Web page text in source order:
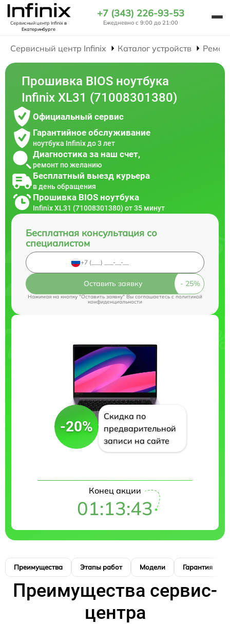
Сервисный центр Infinixв
Екатеринбурге
+7 (343) 226-93-53
Ежедневно с 9:00 до 21:00
Сервисный центр Infinix Каталог устройств
Прошивка BIOS ноутбука
Infinix XL31 (71008301380)
Официальный сервис
Гарантийное обслуживание
ноутбука Infinix до 3 лет
Диагностика за наш счет,
ремонт по желанию
Бесплатный выезд курьера
в день обращения
Прошивка BIOS ноутбука
Infinix XL31 (71008301380) от 35 минут
Бесплатная консультация со
специалистом
Оставить заявку
Нажимая на кнопку "Оставить заявку" Вы соглашаетесь cполитикой
конфиденциальности
-20%
Скидка по
предварительной
записи на сайте
Конец акции
01:13:42
Преимущества Этапы работ Модели Гарантия
Преимущества сервис-
центра